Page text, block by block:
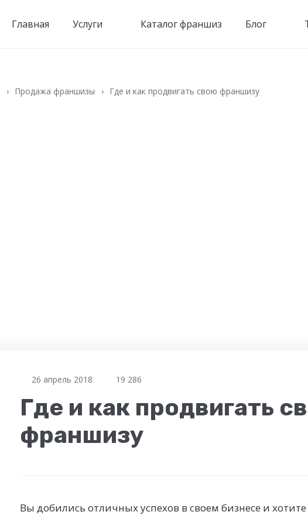
Главная Услуги Каталог франшиз Блог
Продажа франшизы Где и как продвигать свою франшизу
26 апрель 2018 19 286
Где и как продвигать
франшизу
Вы добились отличных успехов в своем бизнесе и